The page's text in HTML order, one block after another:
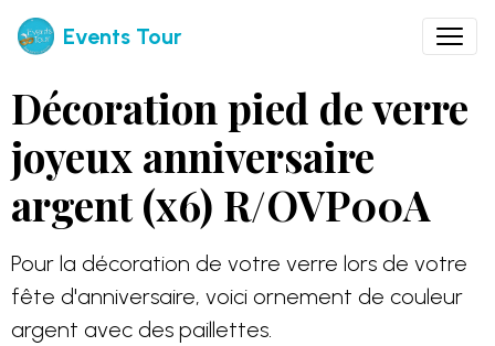
Events Tour
Décoration pied de verre
joyeux anniversaire
argent (x6) R/OVP00A
Pour la décoration de votre verre lors de votre
fête d'anniversaire, voici ornement de couleur
argent avec des paillettes.